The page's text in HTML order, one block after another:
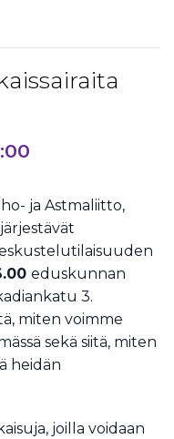
ja Astmaliitto,
eduskunnan
3.
miten voimme
sekä siitä, miten
heidän
joilla voidaan